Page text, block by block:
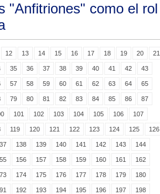
"Anfitriones" como el rol
12 13 14 15 16 17 18 19 20 21
35 36 37 38 39 40 41 42 43
57 58 59 60 61 62 63 64 65
79 80 81 82 83 84 85 86 87
101 102 103 104 105 106 107
119 120 121 122 123 124 125 126
138 139 140 141 142 143 144
156 157 158 159 160 161 162
174 175 176 177 178 179 180
192 193 194 195 196 197 198